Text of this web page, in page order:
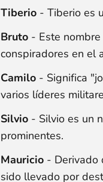
Tiberio - Tiberio es
Bruto - Este
conspiradores en el
Camilo - Significa
varios líderes
Silvio - Silvio es un
prominentes.
Mauricio - Derivado
sido llevado por